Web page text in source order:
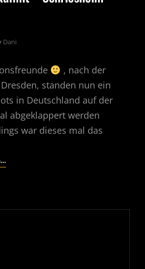
Dani
, nach der
standen nun ein
in Deutschland auf der
abgeklappert werden
war dieses mal das
ODENWALD
SCHRIESHEIM